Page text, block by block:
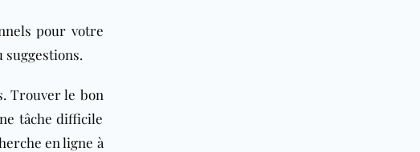
pour votre
Trouver le bon
tâche difficile
en ligne à